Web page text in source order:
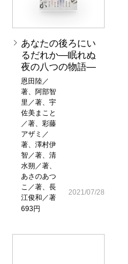
あなたの後ろにい
るだれか―眠れぬ
夜の八つの物語―
恩田陸／
著、阿部智
里／著、宇
佐美まこと
／著、彩藤
アザミ／
著、澤村伊
智／著、清
水朔／著、
あさのあつ
こ／著、長
江俊和／著
693円
2021/07/28